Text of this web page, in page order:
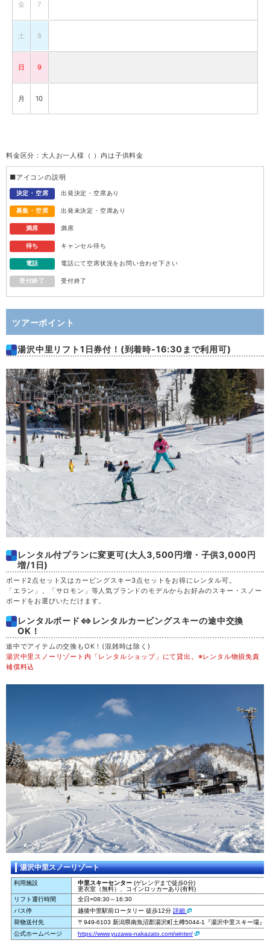
金 7
土 8
日 9
月 10
水 12
木 13
金 14
日 16
月 17
火 18
水 19
木 20
21
日 23
月 24
火 25
水 26
木 27
金
月 31
料金区分：大人お一人様（ ）内は子供料金
■アイコンの説明
決定・空席 出発決定・空席あり
募集・空席 出発未決定・空席あり
満席 満席
待ち キャンセル待ち
電話 電話にて空席状況をお問い合わせ下さい
受付終了 受付終了
ツアーポイント
湯沢中里リフト1日券付！(到着時-16:30まで利用可)
レンタル付プランに変更可(大人3,500円増・子供3,000円
増/1日)
ボード2点セット又はカービングスキー3点セットをお得にレンタル可。
「エラン」、「サロモン」等人気ブランドのモデルからお好みのスキー・スノー
ボードをお選びいただけます。
レンタルボード⇔レンタルカービングスキーの途中交換
OK！
途中でアイテムの交換もOK！(混雑時は除く)
湯沢中里スノーリゾート内「レンタルショップ」にて貸出。※レンタル物損免責
補償料込